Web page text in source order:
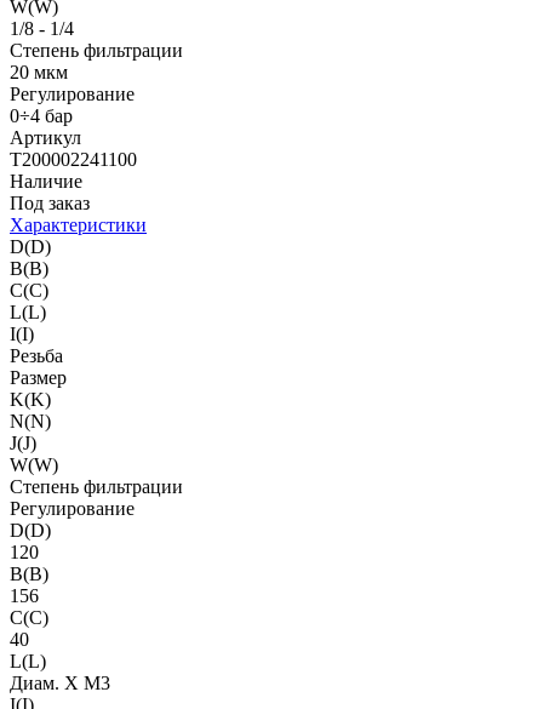
W(W)
1/8 - 1/4
Степень фильтрации
20 мкм
Регулирование
0÷4 бар
Артикул
T200002241100
Наличие
Под заказ
Характеристики
D(D)
B(B)
C(C)
L(L)
I(I)
Резьба
Размер
K(K)
N(N)
J(J)
W(W)
Степень фильтрации
Регулирование
D(D)
120
B(B)
156
C(C)
40
L(L)
Диам. X M3
I(I)